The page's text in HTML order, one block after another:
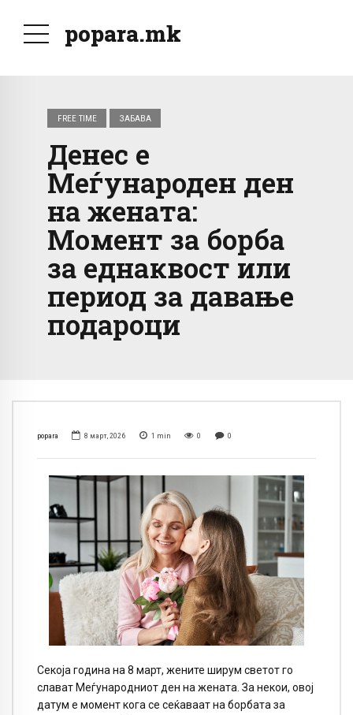
popara.mk
FREE TIME ЗАБАВА
Денес е
Меѓународен ден
на жената:
Момент за борба
за еднаквост или
период за давање
подароци
popara 8 март, 2026 1 min 0 0
Секоја година на 8 март, жените ширум светот го
слават Меѓународниот ден на жената. За некои, овој
датум е момент кога се сеќаваат на борбата за